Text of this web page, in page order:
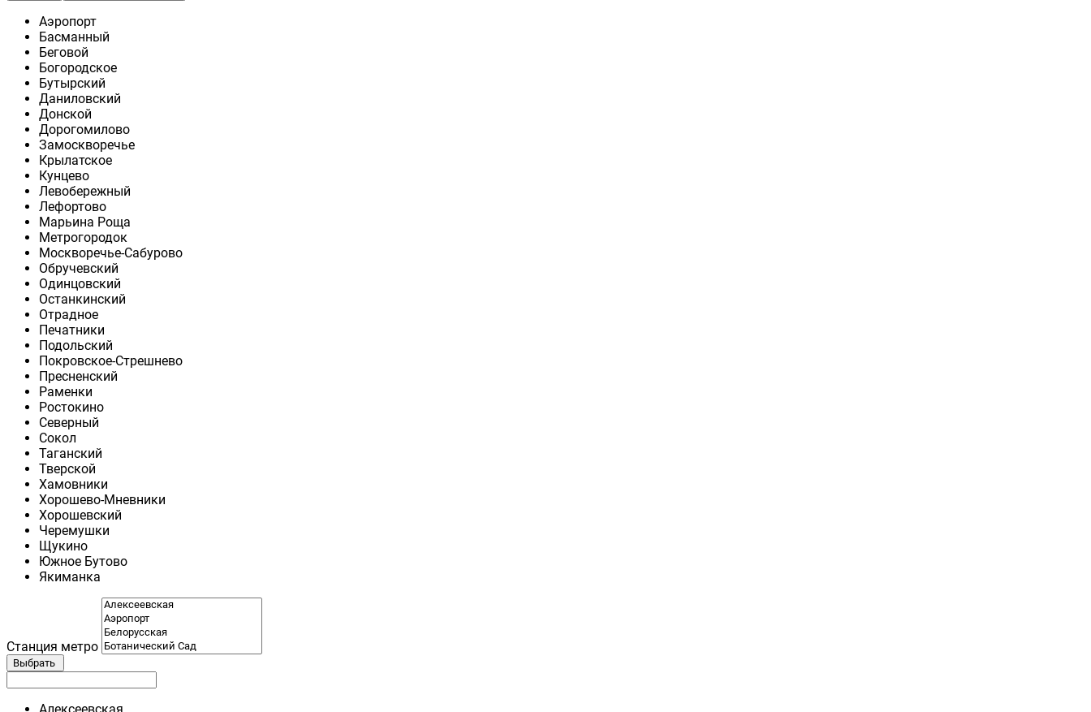
Аэропорт
Басманный
Беговой
Богородское
Бутырский
Даниловский
Донской
Дорогомилово
Замоскворечье
Крылатское
Кунцево
Левобережный
Лефортово
Марьина Роща
Метрогородок
Москворечье-Сабурово
Обручевский
Одинцовский
Останкинский
Отрадное
Печатники
Подольский
Покровское-Стрешнево
Пресненский
Раменки
Ростокино
Северный
Сокол
Таганский
Тверской
Хамовники
Хорошево-Мневники
Хорошевский
Черемушки
Щукино
Южное Бутово
Якиманка
Станция метро
Выбрать